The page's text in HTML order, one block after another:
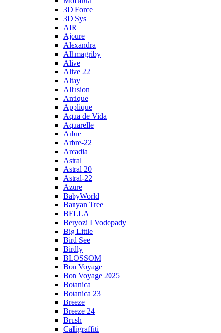
3D Force
3D Sys
AIR
Ajoure
Alexandra
Alhmagriby
Alive
Alive 22
Altay
Allusion
Antique
Applique
Aqua de Vida
Aquarelle
Arbre
Arbre-22
Arcadia
Astral
Astral 20
Astral-22
Azure
BabyWorld
Banyan Tree
BELLA
Beryozi I Vodopady
Big Little
Bird See
Birdly
BLOSSOM
Bon Voyage
Bon Voyage 2025
Botanica
Botanica 23
Breeze
Breeze 24
Brush
Calligraffiti